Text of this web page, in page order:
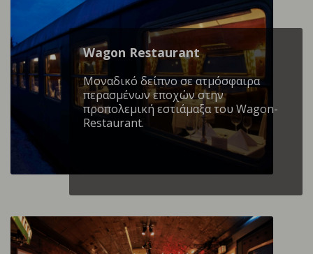
Wagon Restaurant
Mοναδικό δείπνο σε ατμόσφαιρα
περασμένων εποχών στην
προπολεμική εστιάμαξα του Wagon-
Restaurant.